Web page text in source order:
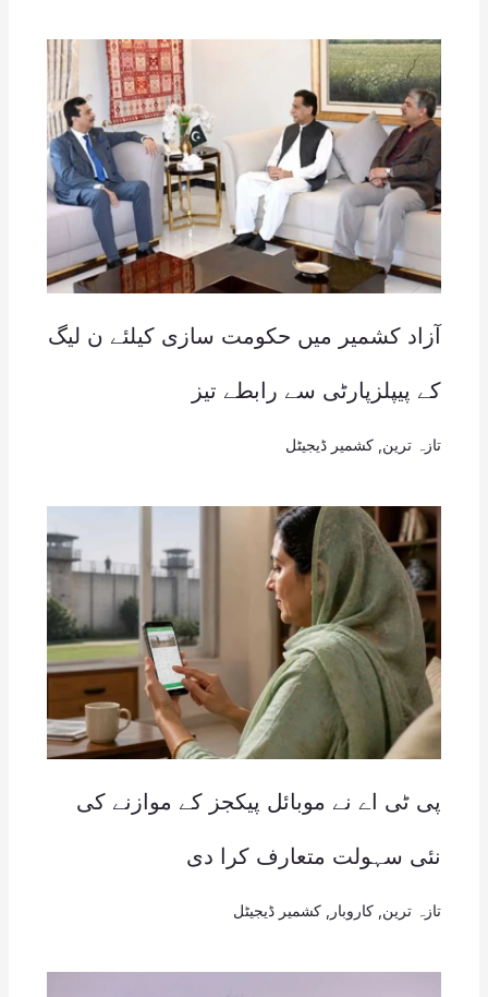
آزاد کشمیر میں حکومت سازی کیلئے ن لیگ
کے پیپلزپارٹی سے رابطے تیز
تازہ ترین کشمیر ڈیجیٹل
پی ٹی اے نے موبائل پیکجز کے موازنے کی
نئی سہولت متعارف کرا دی
تازہ ترین کاروبار کشمیر ڈیجیٹل